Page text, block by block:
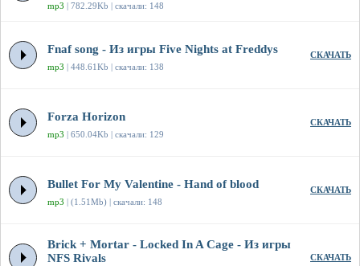
mp3 | 782.29Kb | скачали: 148
Fnaf song - Из игры Five Nights at Freddys
mp3 | 448.61Kb | скачали: 138
СКАЧАТЬ
Forza Horizon
mp3 | 650.04Kb | скачали: 129
СКАЧАТЬ
Bullet For My Valentine - Hand of blood
mp3 | (1.51Mb) | скачали: 148
СКАЧАТЬ
Brick + Mortar - Locked In A Cage - Из игры
NFS Rivals
СКАЧАТЬ